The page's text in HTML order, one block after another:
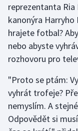
reprezentanta
kanonýra Harryho
hrajete fotbal?
nebo abyste
rozhovoru pro
"Proto se ptám:
vyhrát trofeje?
nemyslím. A
Odpovědět si